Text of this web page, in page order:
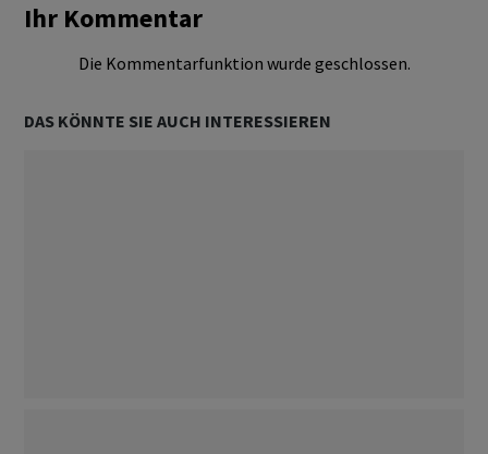
Ihr Kommentar
Die Kommentarfunktion wurde geschlossen.
DAS KÖNNTE SIE AUCH INTERESSIEREN